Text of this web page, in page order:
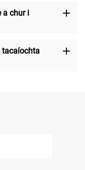
a chur i
tacaíochta